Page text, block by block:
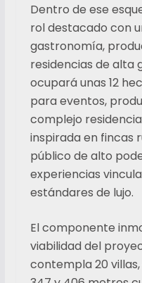
Dentro de ese
rol destacado con
gastronomía,
residencias de alta
ocupará unas 12
para eventos,
complejo
inspirada en fincas
público de alto
experiencias
estándares de lujo.
El componente
viabilidad del
contempla 20